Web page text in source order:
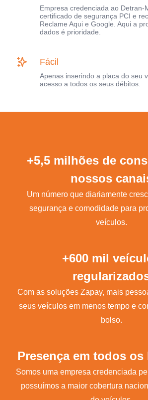
Empresa credenciada ao Detran-
certificado de segurança PCI e
Reclame Aqui e Google. Aqui a
dados é prioridade.
Fácil
Apenas inserindo a placa do seu
acesso a todos os seus débitos.
+5,5 milhões de
nossos
Um número que diariamente
segurança e comodidade para
veículos.
+600 mil
Com as soluções Zapay, mais
seus veículos em menos tempo e
bolso.
Presença em todos os
Somos uma empresa credenciada
possuímos a maior cobertura